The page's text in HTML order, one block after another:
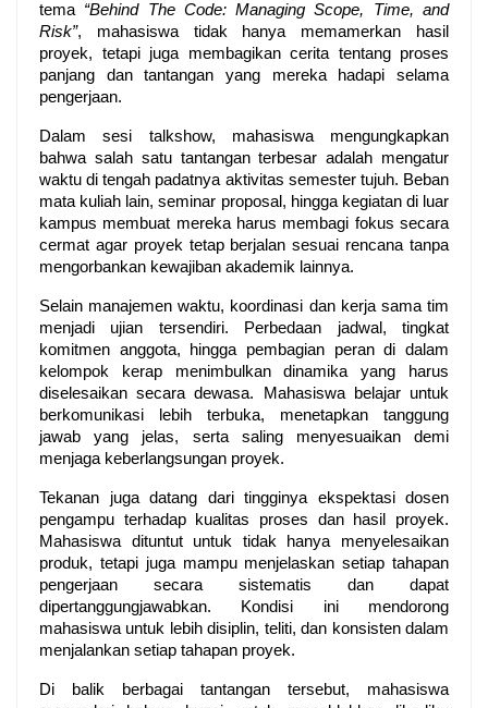
tema “Behind The Code: Managing Scope, Time, and
Risk”, mahasiswa tidak hanya memamerkan hasil
proyek, tetapi juga membagikan cerita tentang proses
panjang dan tantangan yang mereka hadapi selama
pengerjaan.
Dalam sesi talkshow, mahasiswa mengungkapkan
bahwa salah satu tantangan terbesar adalah mengatur
waktu di tengah padatnya aktivitas semester tujuh. Beban
mata kuliah lain, seminar proposal, hingga kegiatan di luar
kampus membuat mereka harus membagi fokus secara
cermat agar proyek tetap berjalan sesuai rencana tanpa
mengorbankan kewajiban akademik lainnya.
Selain manajemen waktu, koordinasi dan kerja sama tim
menjadi ujian tersendiri. Perbedaan jadwal, tingkat
komitmen anggota, hingga pembagian peran di dalam
kelompok kerap menimbulkan dinamika yang harus
diselesaikan secara dewasa. Mahasiswa belajar untuk
berkomunikasi lebih terbuka, menetapkan tanggung
jawab yang jelas, serta saling menyesuaikan demi
menjaga keberlangsungan proyek.
Tekanan juga datang dari tingginya ekspektasi dosen
pengampu terhadap kualitas proses dan hasil proyek.
Mahasiswa dituntut untuk tidak hanya menyelesaikan
produk, tetapi juga mampu menjelaskan setiap tahapan
pengerjaan secara sistematis dan dapat
dipertanggungjawabkan. Kondisi ini mendorong
mahasiswa untuk lebih disiplin, teliti, dan konsisten dalam
menjalankan setiap tahapan proyek.
Di balik berbagai tantangan tersebut, mahasiswa